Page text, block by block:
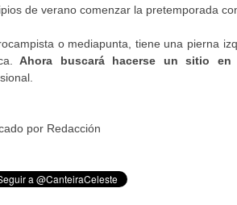
de verano comenzar la pretemporada
o mediapunta, tiene una pierna
Ahora buscará hacerse un sitio en
por Redacción